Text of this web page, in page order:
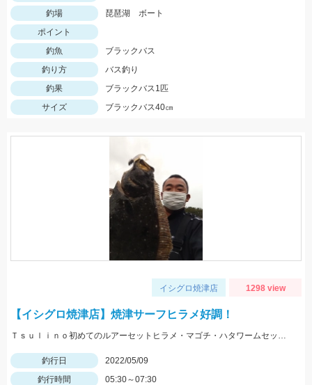
釣場
琵琶湖 ボート
ポイント
釣魚
ブラックバス
釣り方
バス釣り
釣果
ブラックバス1匹
サイズ
ブラックバス40㎝
イシグロ焼津店 1298 view
【イシグロ焼津店】焼津サーフヒラメ好調！
Ｔｓｕｌｉｎｏ初めてのルアーセットヒラメ・マゴチ・ハタワームセットにヒット！連休前からヒラメが上がってます！
釣行日
2022/05/09
釣行時間
05:30～07:30